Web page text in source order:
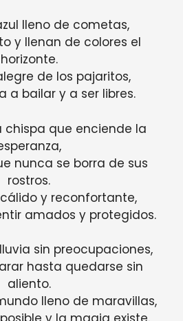
lleno de cometas,
y llenan de colores el
horizonte.
de los pajaritos,
a bailar y a ser libres.
chispa que enciende la
nunca se borra de sus
rostros.
cálido y reconfortante,
amados y protegidos.
sin preocupaciones,
hasta quedarse sin
aliento.
lleno de maravillas,